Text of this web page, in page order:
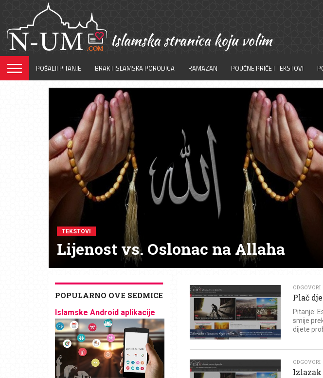
POŠALJI PITANJE BRAK I ISLAMSKA PORODICA RAMAZAN POUČNE PRIČE I TEKSTOVI
TEKSTOVI
Lijenost vs. Oslonac na Allaha
ODGOVORI
Plač
Pitanje:
smije
dijete
ODGOVORI
POPULARNO OVE SEDMICE
Islamske Android aplikacije